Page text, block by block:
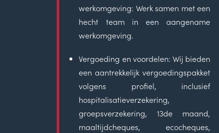
werkomgeving: Werk samen met een
hecht team in een aangename
werkomgeving.
Vergoeding en voordelen: Wij bieden
een aantrekkelijk vergoedingspakket
volgens profiel, inclusief
hospitalisatieverzekering,
groepsverzekering, 13de maand,
maaltijdcheques, ecocheques,